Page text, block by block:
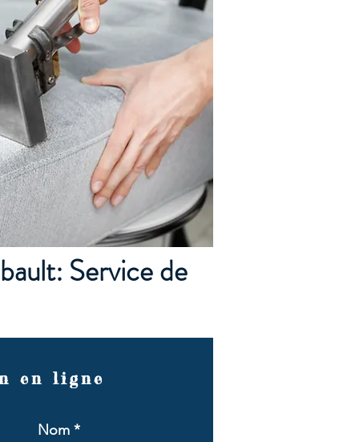
Service de
en ligne
Nom